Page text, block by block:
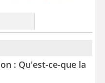
: Qu'est-ce-que la